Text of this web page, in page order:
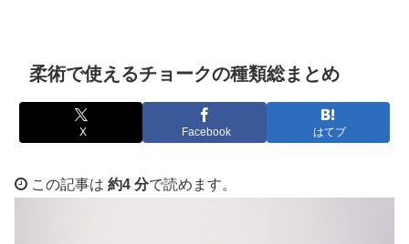
柔術で使えるチョークの種類総まとめ
X Facebook はてブ
この記事は 約4 分で読めます。